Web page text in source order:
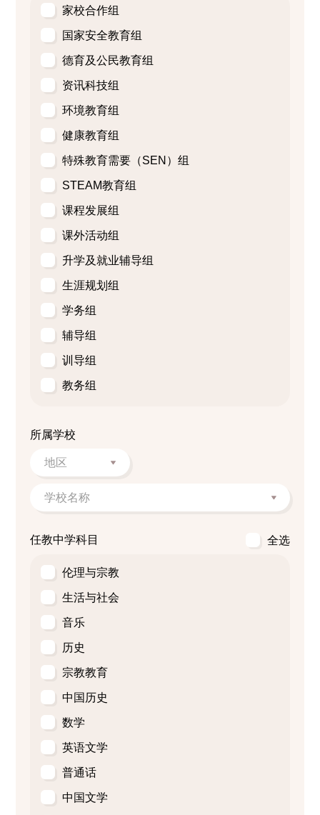
家校合作组
国家安全教育组
德育及公民教育组
资讯科技组
环境教育组
健康教育组
特殊教育需要（SEN）组
STEAM教育组
课程发展组
课外活动组
升学及就业辅导组
生涯规划组
学务组
辅导组
训导组
教务组
所属学校
任教中学科目 全选
伦理与宗教
生活与社会
音乐
历史
宗教教育
中国历史
数学
英语文学
普通话
中国文学